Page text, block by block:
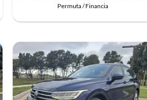
Permuta / Financia